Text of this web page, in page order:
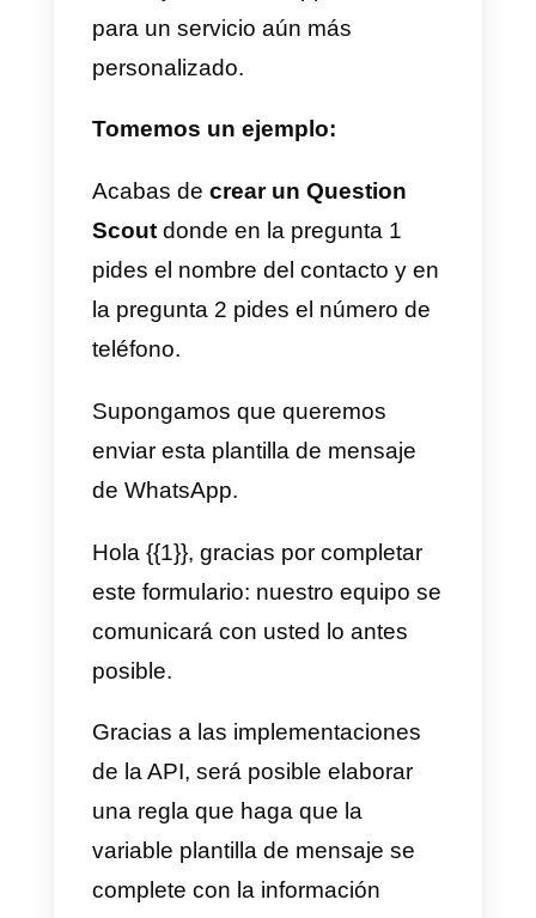
de los contactos de WhatsApp.
Por ejemplo, si se crea un
formulario en Question Scout
para recopilar contactos de
WhatsApp, y se incluyen
preguntas y categorías para
calificar a los contactos, cada
formulario, se creará
automáticamente un nuevo
información recopilada en el
formulario.
Callbell tendránacceso
inmediato a la información de
contacto y a la categorización de
los mismos, lo que les permitirá